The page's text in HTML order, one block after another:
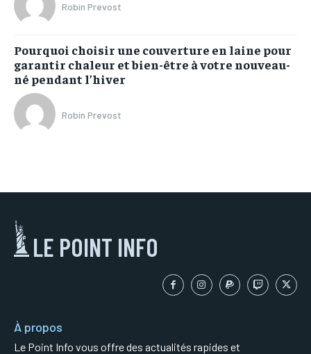
Robin Prevost
Pourquoi choisir une couverture en laine pour
garantir chaleur et bien-être à votre nouveau-
né pendant l’hiver
Robin Prevost
LE POINT INFO
À propos
Le Point Info vous offre des actualités rapides et